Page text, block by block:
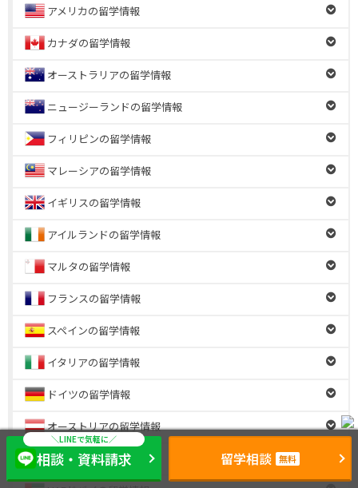
アメリカの留学情報
カナダの留学情報
オーストラリアの留学情報
ニュージーランドの留学情報
フィリピンの留学情報
マレーシアの留学情報
イギリスの留学情報
アイルランドの留学情報
マルタの留学情報
フランスの留学情報
スペインの留学情報
イタリアの留学情報
ドイツの留学情報
オーストリアの留学情報
シンガポールの留学情報
相談・資料請求 留学相談 無料